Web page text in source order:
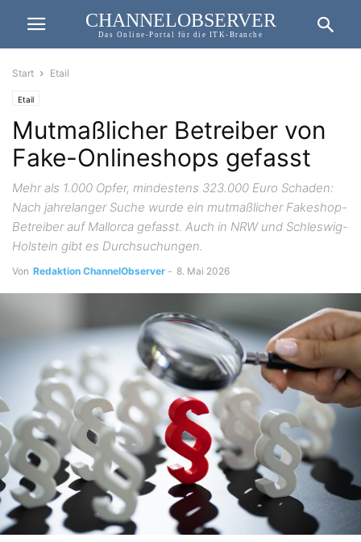
CHANNELOBSERVER
Das Online-Portal für die ITK-Branche
Start Etail
Etail
Mutmaßlicher Betreiber von
Fake-Onlineshops gefasst
Mehr als 1.000 Opfer, mindestens 323.000 Euro Schaden:
Nach jahrelanger Suche wurde ein mutmaßlicher Fakeshop-
Betreiber auf Mallorca gefasst. Auch in NRW und Schleswig-
Holstein gibt es Durchsuchungen.
Von Redaktion ChannelObserver - 8. Mai 2026